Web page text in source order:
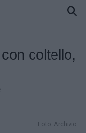
coltello,
Foto: Archivio